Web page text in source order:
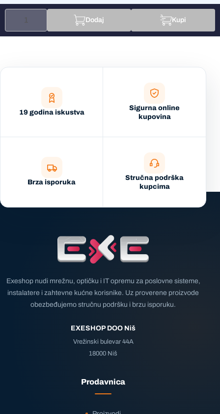
Dodaj Kupi
19 godina iskustva
Sigurna online
kupovina
Brza isporuka
Stručna podrška
kupcima
Exeshop nudi mrežnu, optičku i IT opremu za poslovne sisteme,
instalatere i zahtevne kućne korisnike. Uz proverene proizvode
obezbeđujemo stručnu podršku i brzu isporuku.
EXESHOP DOO Niš
Vrežinski bulevar 44A
18000 Niš
Prodavnica